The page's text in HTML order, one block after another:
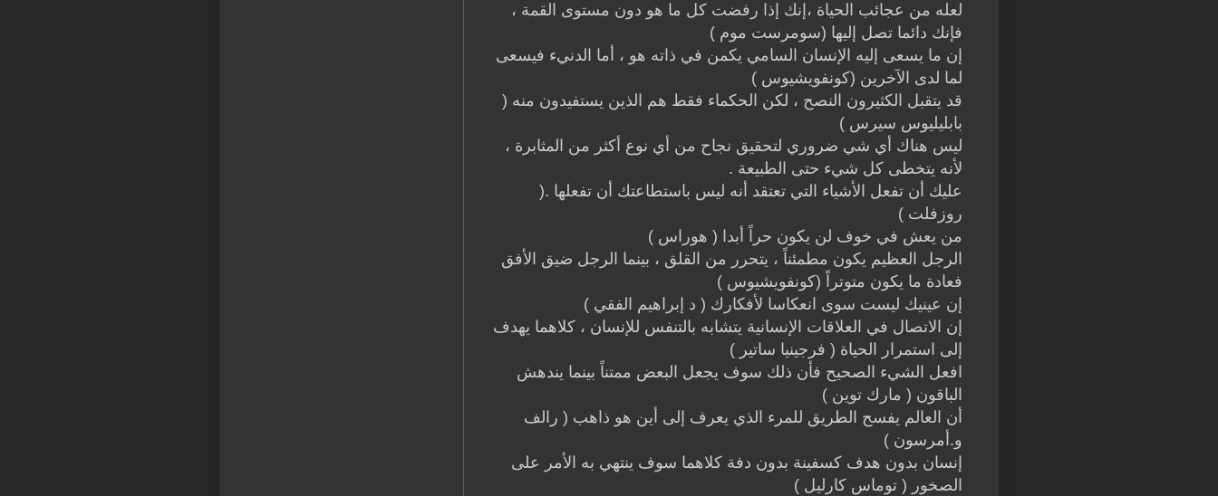
لعله من عجائب الحياة ،إنك إذا رفضت كل ما هو دون مستوى القمة ،
فإنك دائما تصل إليها (سومرست موم )
إن ما يسعى إليه الإنسان السامي يكمن في ذاته هو ، أما الدنيء فيسعى
لما لدى الآخرين (كونفويشيوس )
قد يتقبل الكثيرون النصح ، لكن الحكماء فقط هم الذين يستفيدون منه (
بابليليوس سيرس )
ليس هناك أي شي ضروري لتحقيق نجاح من أي نوع أكثر من المثابرة ،
لأنه يتخطى كل شيء حتى الطبيعة .
عليك أن تفعل الأشياء التي تعتقد أنه ليس باستطاعتك أن تفعلها .(
روزفلت )
من يعش في خوف لن يكون حراً أبدا ( هوراس )
الرجل العظيم يكون مطمئناً ، يتحرر من القلق ، بينما الرجل ضيق الأفق
فعادة ما يكون متوتراً (كونفويشيوس )
إن عينيك ليست سوى انعكاسا لأفكارك ( د إبراهيم الفقي )
إن الاتصال في العلاقات الإنسانية يتشابه بالتنفس للإنسان ، كلاهما يهدف
إلى استمرار الحياة ( فرجينيا ساتير )
افعل الشيء الصحيح فأن ذلك سوف يجعل البعض ممتناً بينما يندهش
الباقون ( مارك توين )
أن العالم يفسح الطريق للمرء الذي يعرف إلى أين هو ذاهب ( رالف
و.أمرسون )
إنسان بدون هدف كسفينة بدون دفة كلاهما سوف ينتهي به الأمر على
الصخور ( توماس كارليل )